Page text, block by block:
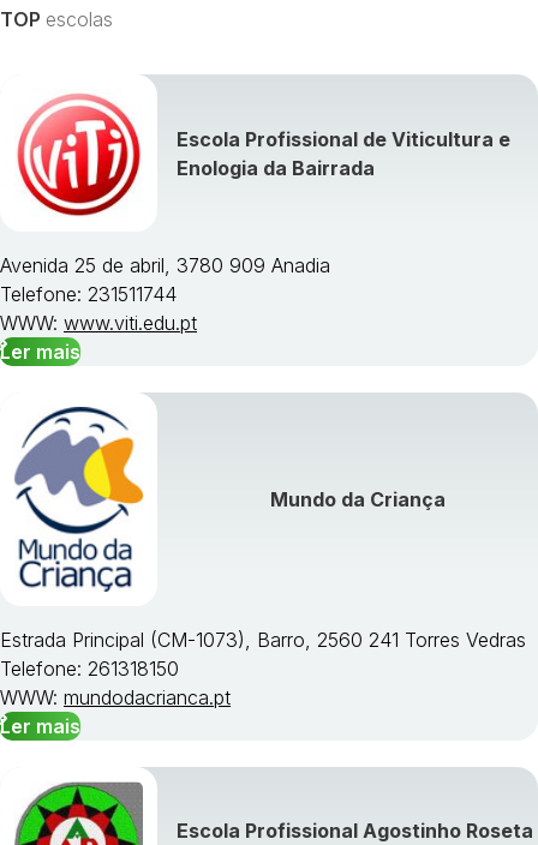
TOP escolas
Escola Profissional de Viticultura e
Enologia da Bairrada
Avenida 25 de abril, 3780 909 Anadia
Telefone: 231511744
WWW: www.viti.edu.pt
Ler mais
Mundo da Criança
Estrada Principal (CM-1073), Barro, 2560 241 Torres Vedras
Telefone: 261318150
WWW: mundodacrianca.pt
Ler mais
Escola Profissional Agostinho Roseta